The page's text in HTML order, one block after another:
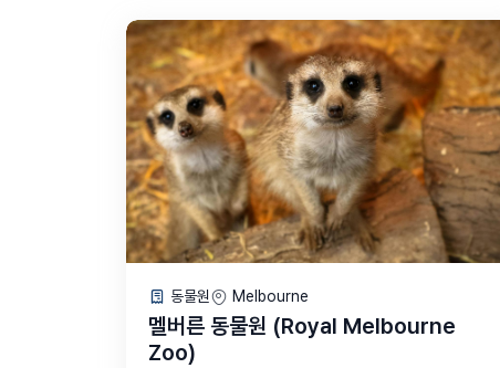
동물원 Melbourne
멜버른 동물원 (Royal Melbourne
Zoo)